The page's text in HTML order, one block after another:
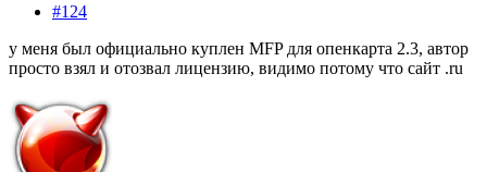
#124
у меня был официально куплен MFP для опенкарта 2.3, автор
просто взял и отозвал лицензию, видимо потому что сайт .ru